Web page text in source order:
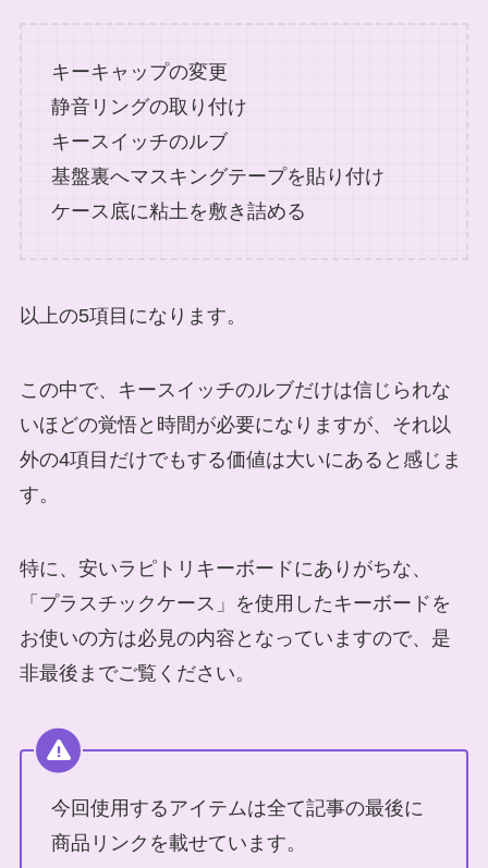
キーキャップの変更
静音リングの取り付け
キースイッチのルブ
基盤裏へマスキングテープを貼り付け
ケース底に粘土を敷き詰める
以上の5項目になります。
この中で、キースイッチのルブだけは信じられな
いほどの覚悟と時間が必要になりますが、それ以
外の4項目だけでもする価値は大いにあると感じま
す。
特に、安いラピトリキーボードにありがちな、
「プラスチックケース」を使用したキーボードを
お使いの方は必見の内容となっていますので、是
非最後までご覧ください。
今回使用するアイテムは全て記事の最後に
商品リンクを載せています。